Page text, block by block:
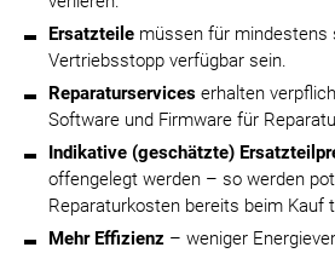
Ersatzteile müssen für mindestens
Vertriebsstopp verfügbar sein.
Reparaturservices erhalten
Software und Firmware für
Indikative (geschätzte)
offengelegt werden – so werden
Reparaturkosten bereits beim Kauf
Mehr Effizienz – weniger